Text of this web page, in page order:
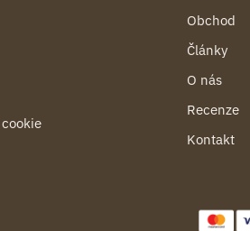
Obchod
Články
O nás
Recenze
Kontakt